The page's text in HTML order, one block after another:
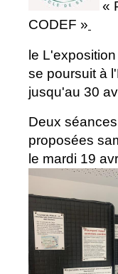
«
CODEF »
le L'exposition
se poursuit à
jusqu'au 30
Deux
proposées
le mardi 19